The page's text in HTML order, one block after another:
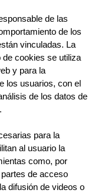
de las
de los
vinculadas. La
de cookies se utiliza
y para la
los usuarios, con el
de los datos de
para la
al usuario la
como, por
de acceso
difusión de videos o